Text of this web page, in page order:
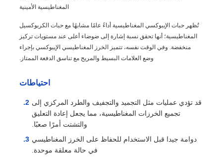
المغناطيسية الأمينية
تُظهر حبات الإيبوكسي المغناطيسية أداءً عامًا مشابهًا مع حبات الكربوكسيل
المغناطيسية؛ أنها تحقق نسبة إشارة إلى ضوضاء أعلى عند مستويات تركيز
منخفضة. وفي الوقت نفسه، تتميز الخرز المغناطيسي الإيبوكسي بإجراء
وضع العلامات البسيط والمريح مع تناسق الدفعة الممتاز.
احتياطات
قد تؤدي عمليات مثل التجميد والتجفيف والطرد المركزي إلى
تجميع الخرزات المغناطيسية، مما يجعل إعادة التعليق
والتشتت أمرًا صعبًا.
دوامة جيدا قبل الاستخدام للحفاظ على الخرز المغناطيسي
في حالة معلقة موحدة.